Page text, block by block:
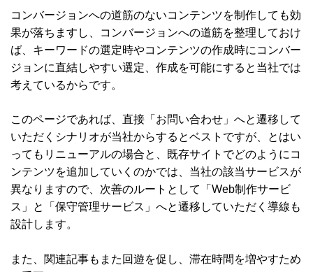
コンバージョンへの道筋のないコンテンツを制作しても効
果が落ちますし、コンバージョンへの道筋を整理しておけ
ば、キーワードの選定時やコンテンツの作成時にコンバー
ジョンに直結しやすい選定、作成を可能にすると当社では
考えているからです。
このページであれば、直接「お問い合わせ」へと遷移して
いただくシナリオが当社からするとベストですが、とはい
ってもリニューアルの場合と、既存サイトでどのようにコ
ンテンツを追加していくのかでは、当社の該当サービスが
異なりますので、次善のルートとして「Web制作サービ
ス」と「保守管理サービス」へと遷移していただく導線も
設計します。
また、関連記事もまた回遊を促し、滞在時間を増やすため